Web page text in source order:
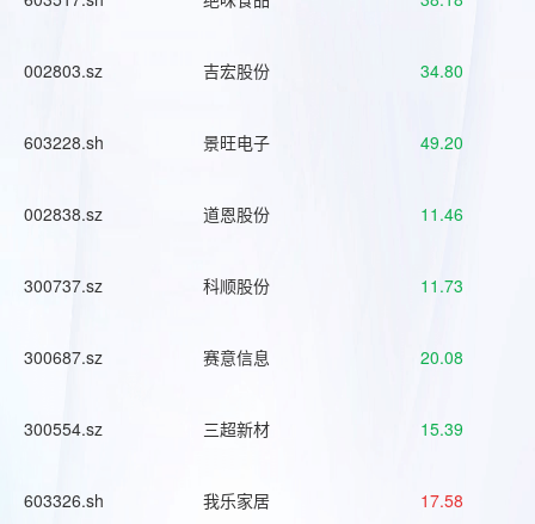
002803.sz 吉宏股份 34.80
603228.sh 景旺电子 49.20
002838.sz 道恩股份 11.46
300737.sz 科顺股份 11.73
300687.sz 赛意信息 20.08
300554.sz 三超新材 15.39
603326.sh 我乐家居 17.58